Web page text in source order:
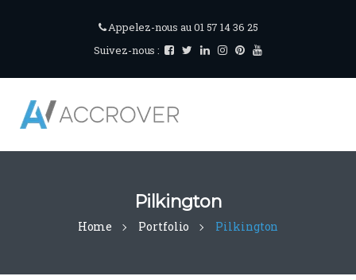
Appelez-nous au 01 57 14 36 25
Suivez-nous :
Pilkington
Home Portfolio Pilkington